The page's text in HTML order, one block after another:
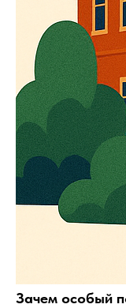
Зачем особый